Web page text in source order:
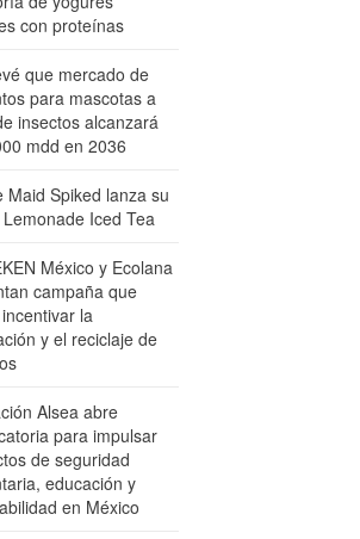
con proteínas
que mercado de
para mascotas a
insectos alcanzará
mdd en 2036
Maid Spiked lanza su
Iced Tea
México y Ecolana
campaña que
la
y el reciclaje de
Alsea abre
para impulsar
de seguridad
educación y
en México